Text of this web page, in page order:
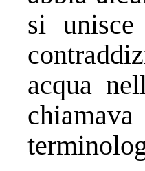
si
acqua